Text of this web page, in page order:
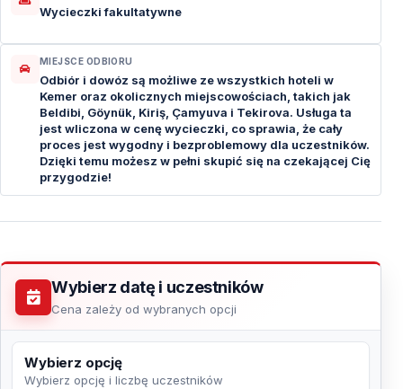
Wycieczki fakultatywne
MIEJSCE ODBIORU
Odbiór i dowóz są możliwe ze wszystkich hoteli w
Kemer oraz okolicznych miejscowościach, takich jak
Beldibi, Göynük, Kiriş, Çamyuva i Tekirova. Usługa ta
jest wliczona w cenę wycieczki, co sprawia, że cały
proces jest wygodny i bezproblemowy dla uczestników.
Dzięki temu możesz w pełni skupić się na czekającej Cię
przygodzie!
Wybierz datę i uczestników
Cena zależy od wybranych opcji
Wybierz opcję
Wybierz opcję i liczbę uczestników